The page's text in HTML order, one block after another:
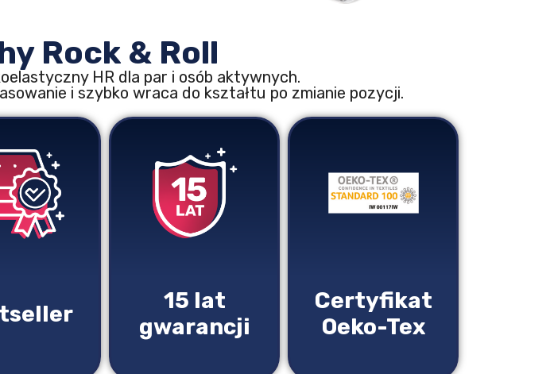
Rock & Roll
HR dla par i osób aktywnych.
i szybko wraca do kształtu po zmianie pozycji.
15 lat
gwarancji
Certyfikat
Oeko-Tex